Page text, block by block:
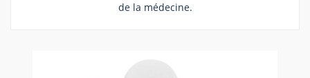
de la médecine.